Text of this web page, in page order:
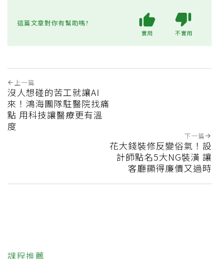
這篇文章對你有幫助嗎?
實用 不實用
上一篇
沒人想碰的苦工就讓AI
來！鴻海團隊駐醫院找痛
點 用科技讓醫療更有溫
度
下一篇
花大錢裝修反變俗氣！設
計師點名5大NG裝潢 讓
客廳顯得廉價又過時
課程推薦